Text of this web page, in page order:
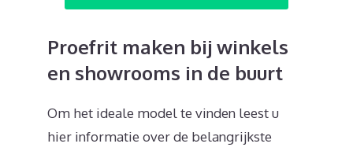
Proefrit maken bij winkels
en showrooms in de buurt
Om het ideale model te vinden leest u
hier informatie over de belangrijkste